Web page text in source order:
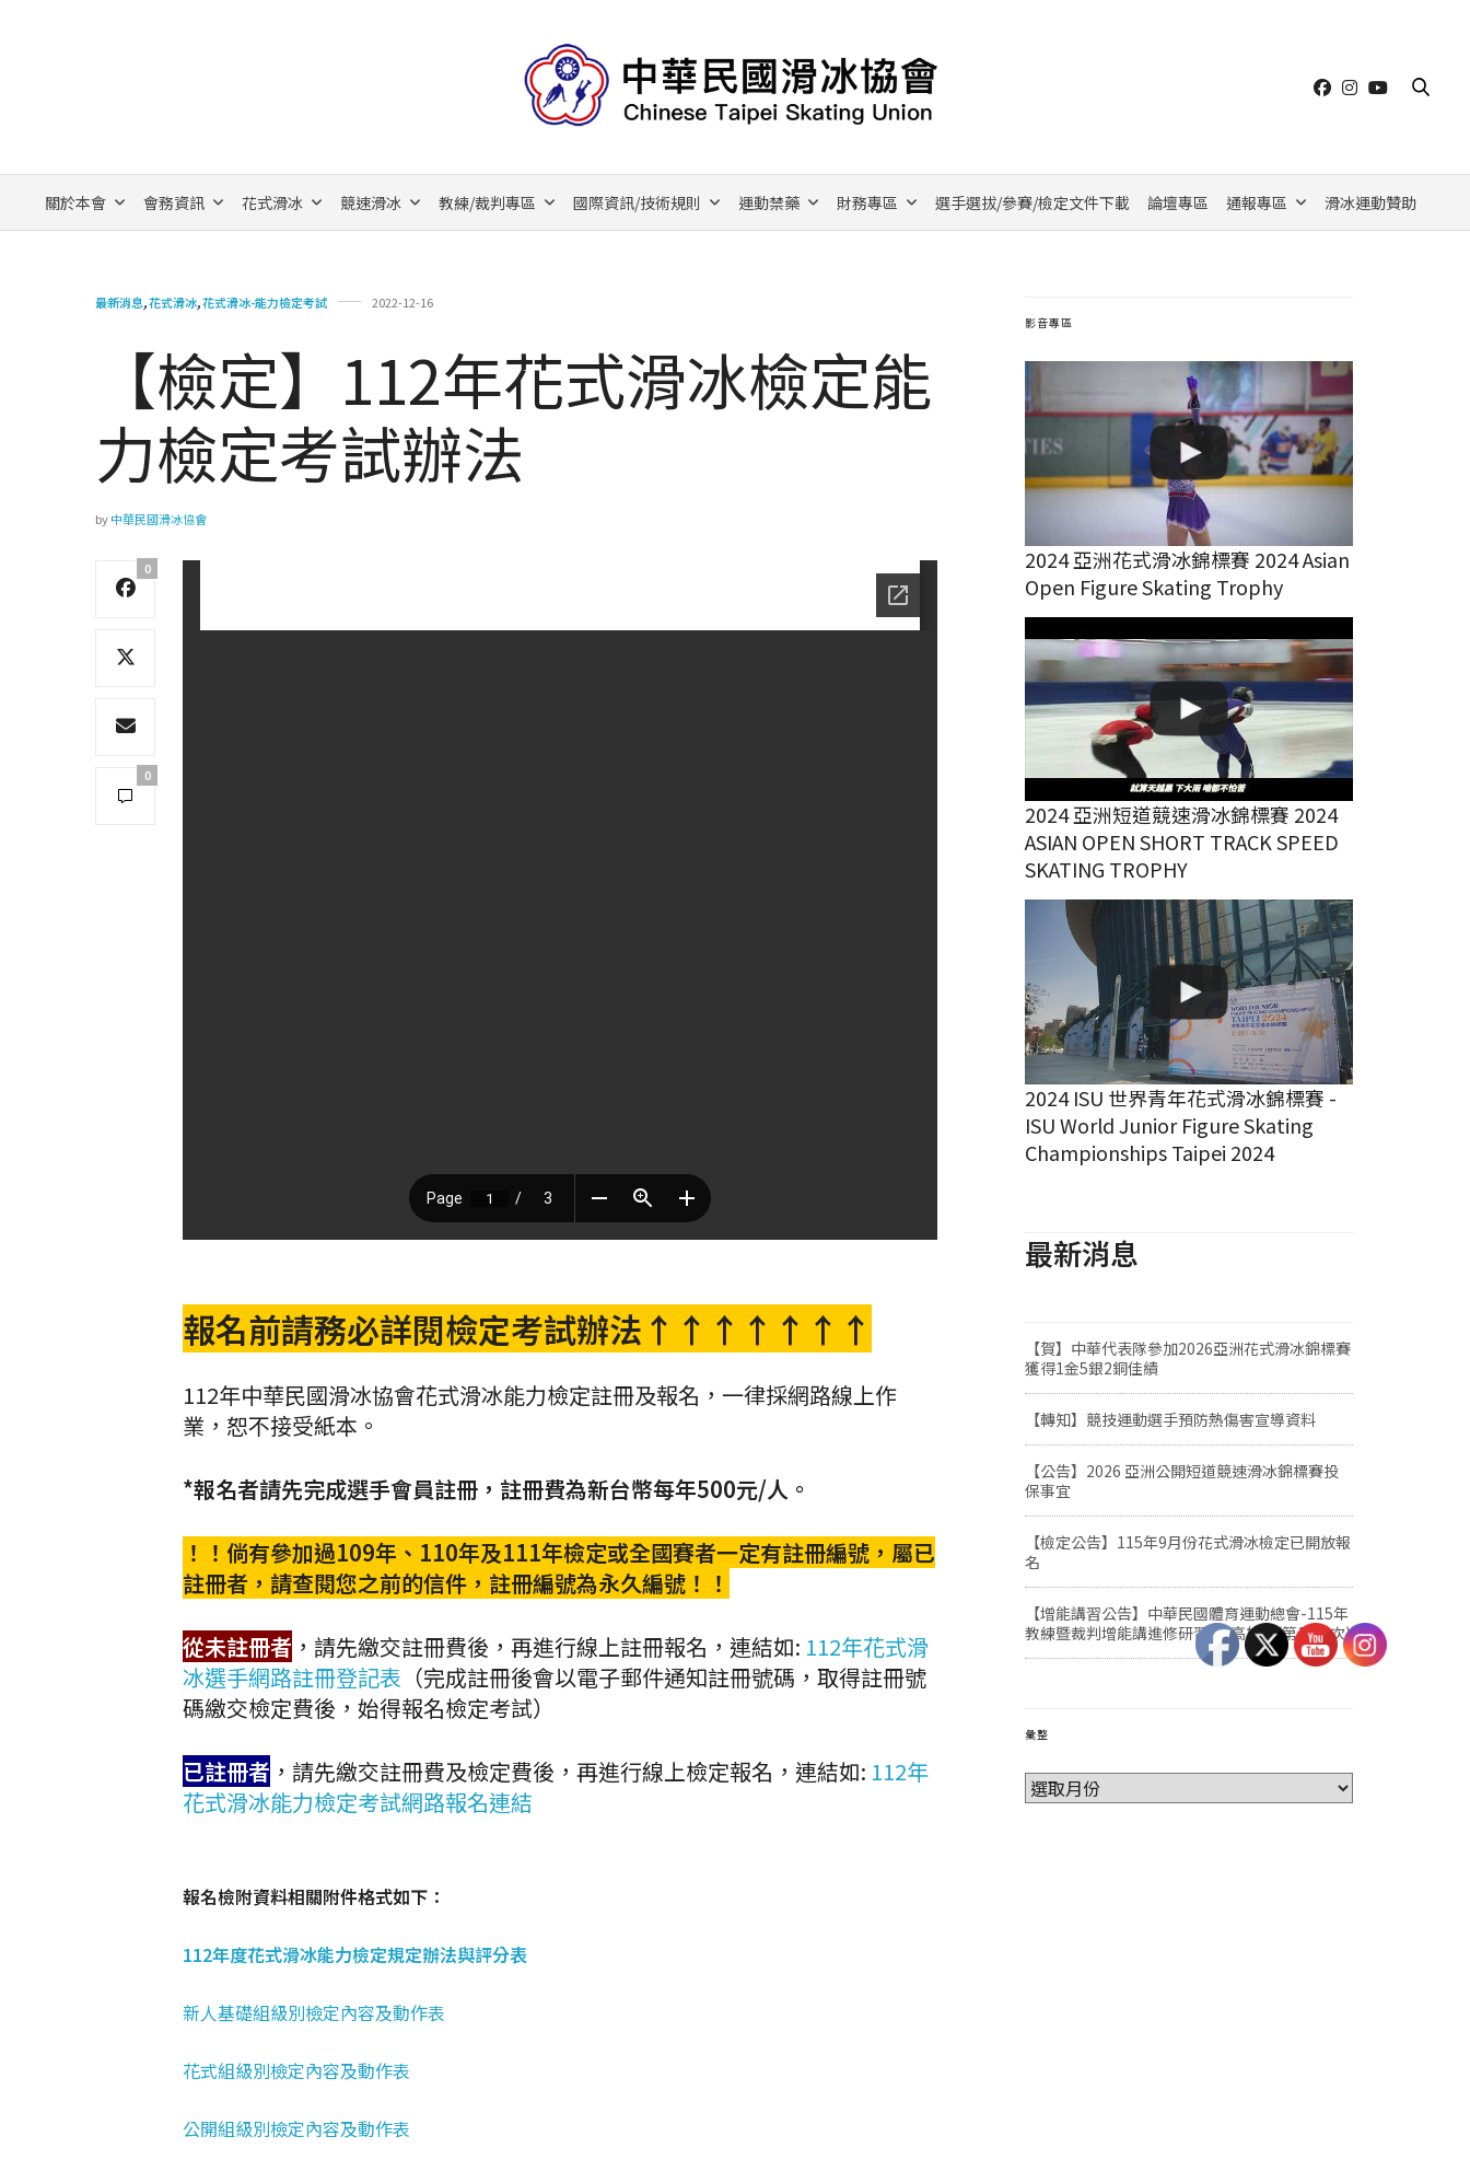
關於本會 會務資訊 花式滑冰 競速滑冰 教練/裁判專區 國際資訊/技術規則 運動禁藥 財務專區 選手選拔/參賽/檢定文件下載 論壇專區 通報專區 滑冰運動贊助
最新消息,花式滑冰,花式滑冰-能力檢定考試 2022-12-16
【檢定】112年花式滑冰檢定能
力檢定考試辦法
by中華民國滑冰協會
0
0
報名前請務必詳閱檢定考試辦法 ↑ ↑ ↑ ↑ ↑ ↑ ↑
112年中華民國滑冰協會花式滑冰能力檢定註冊及報名，一律採網路線上作
業，恕不接受紙本。
*報名者請先完成選手會員註冊，註冊費為新台幣每年500元/人。
！！倘有參加過109年、110年及111年檢定或全國賽者一定有註冊編號，屬已
註冊者，請查閱您之前的信件，註冊編號為永久編號！！
從未註冊者 ，請先繳交註冊費後，再進行線上註冊報名，連結如: 112年花式滑
冰選手網路註冊登記表 （完成註冊後會以電子郵件通知註冊號碼，取得註冊號
碼繳交檢定費後，始得報名檢定考試）
已註冊者 ，請先繳交註冊費及檢定費後，再進行線上檢定報名，連結如: 112年
花式滑冰能力檢定考試網路報名連結
報名檢附資料相關附件格式如下：
112年度花式滑冰能力檢定規定辦法與評分表
新人基礎組級別檢定內容及動作表
花式組級別檢定內容及動作表
公開組級別檢定內容及動作表
影音專區
2024 亞洲花式滑冰錦標賽 2024 Asian
Open Figure Skating Trophy
2024 亞洲短道競速滑冰錦標賽 2024
ASIAN OPEN SHORT TRACK SPEED
SKATING TROPHY
2024 ISU 世界青年花式滑冰錦標賽 -
ISU World Junior Figure Skating
Championships Taipei 2024
最新消息
【賀】中華代表隊參加2026亞洲花式滑冰錦標賽
獲得1金5銀2銅佳績
【轉知】競技運動選手預防熱傷害宣導資料
【公告】2026 亞洲公開短道競速滑冰錦標賽投
保事宜
【檢定公告】115年9月份花式滑冰檢定已開放報
名
【增能講習公告】中華民國體育運動總會-115年
教練暨裁判增能講進修研習會-高雄場(第17梯次)
彙整